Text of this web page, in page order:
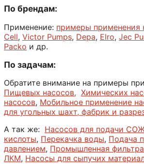
По брендам:
Применение: примеры применения
Cell, Victor Pumps, Depa, Elro, Jec
Packo и др.
По задачам:
Обратите внимание на примеры
Пищевых насосов, Химических
насосов, Мобильное применение
для угольных шахт, фабрик и
А так же: Насосов для подачи
кислоты, Перекачка воды, Подача
давлением, Промышленная
ЛКМ, Насосы для сыпучих